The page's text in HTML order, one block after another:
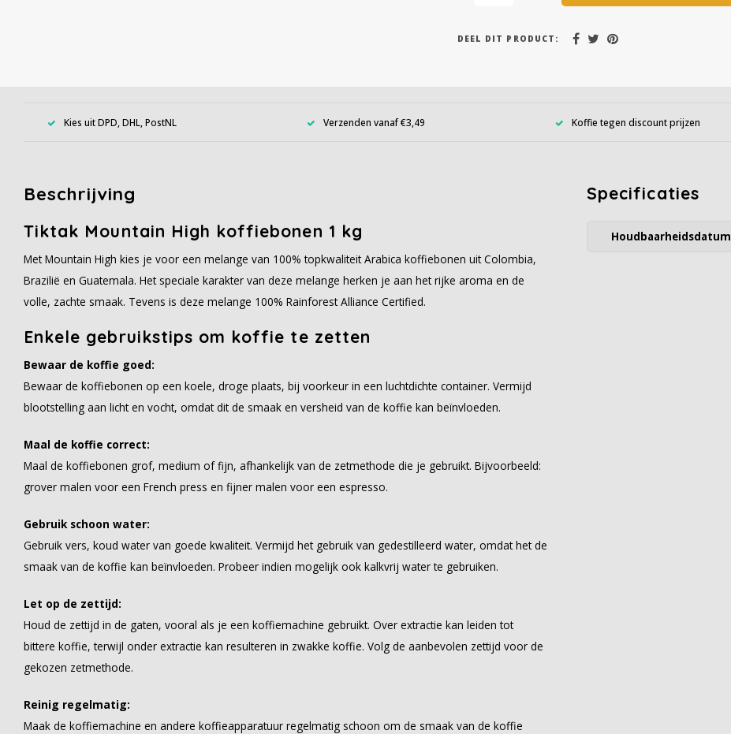
DEEL DIT PRODUCT:
Kies uit DPD, DHL, PostNL Verzenden vanaf €3,49 Koffie tegen discount prijzen
Beschrijving
Tiktak Mountain High koffiebonen 1 kg
Met Mountain High kies je voor een melange van 100% topkwaliteit Arabica koffiebonen uit Colombia,
Brazilië en Guatemala. Het speciale karakter van deze melange herken je aan het rijke aroma en de
volle, zachte smaak. Tevens is deze melange 100% Rainforest Alliance Certified.
Enkele gebruikstips om koffie te zetten
Bewaar de koffie goed:
Bewaar de koffiebonen op een koele, droge plaats, bij voorkeur in een luchtdichte container. Vermijd
blootstelling aan licht en vocht, omdat dit de smaak en versheid van de koffie kan beïnvloeden.
Maal de koffie correct:
Maal de koffiebonen grof, medium of fijn, afhankelijk van de zetmethode die je gebruikt. Bijvoorbeeld:
grover malen voor een French press en fijner malen voor een espresso.
Gebruik schoon water:
Gebruik vers, koud water van goede kwaliteit. Vermijd het gebruik van gedestilleerd water, omdat het de
smaak van de koffie kan beïnvloeden. Probeer indien mogelijk ook kalkvrij water te gebruiken.
Let op de zettijd:
Houd de zettijd in de gaten, vooral als je een koffiemachine gebruikt. Over extractie kan leiden tot
bittere koffie, terwijl onder extractie kan resulteren in zwakke koffie. Volg de aanbevolen zettijd voor de
gekozen zetmethode.
Reinig regelmatig:
Maak de koffiemachine en andere koffieapparatuur regelmatig schoon om de smaak van de koffie
Specificaties
Houdbaarheidsdatum